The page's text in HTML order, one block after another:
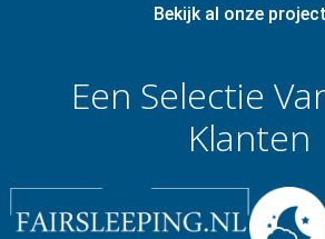
Bekijk al onze
Een Selectie
Klanten